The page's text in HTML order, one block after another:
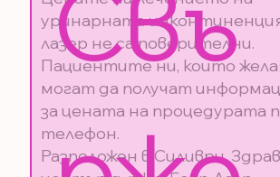
уринарната
лазер не са поверителни.
Пациентите ни, които
могат да получат
за цената на процедурата
телефон.
Разположен в Силиври,